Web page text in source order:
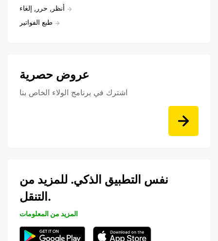
أنظر, حرر, إلغاء
طبع الفواتير
عروض حصرية
اشترك في برنامج الولاء الخاص بنا
نفس التطبيق الذكي. للمزيد من
التنقل.
المزيد من المعلومات